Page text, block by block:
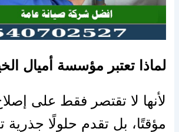
لماذا تعتبر مؤسسة أميال
لأنها لا تقتصر فقط على
مؤقتًا، بل تقدم حلولًا جذرية